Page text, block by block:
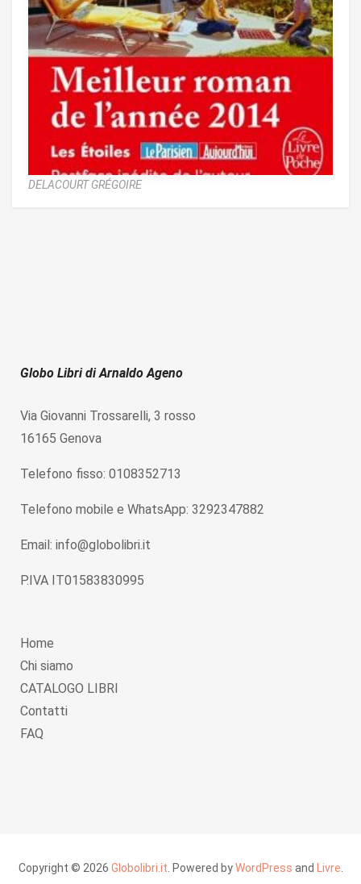
DELACOURT GRÉGOIRE
Globo Libri di Arnaldo Ageno
Via Giovanni Trossarelli, 3 rosso
16165 Genova
Telefono fisso: 0108352713
Telefono mobile e WhatsApp: 3292347882
Email: info@globolibri.it
P.IVA IT01583830995
Home
Chi siamo
CATALOGO LIBRI
Contatti
FAQ
Copyright © 2026 Globolibri.it . Powered byWordPress and Livre